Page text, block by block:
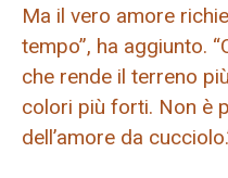
Ma il vero amore
tempo”, ha aggiunto.
che rende il terreno
colori più forti. Non è
dell’amore da